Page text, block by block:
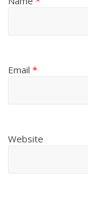
Email*
Website